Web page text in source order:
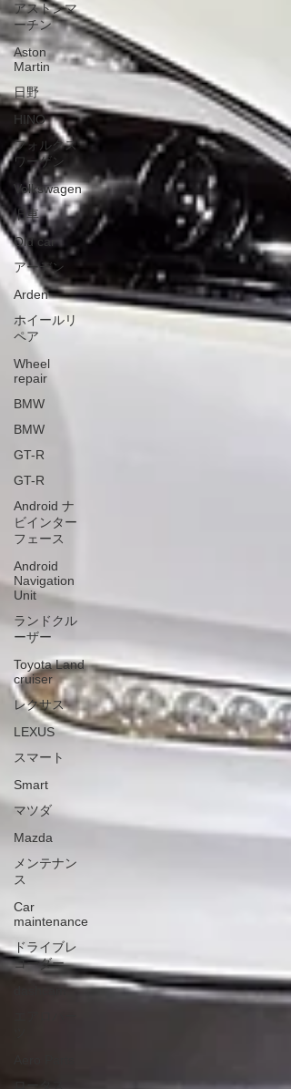
アストンマ
ーチン
Aston
Martin
日野
HINO
フォルクス
ワーゲン
Volkswagen
旧車
Old car
アーデン
Arden
ホイールリ
ペア
Wheel
repair
BMW
BMW
GT-R
GT-R
Android ナ
ビインター
フェース
Android
Navigation
Unit
ランドクル
ーザー
Toyota Land
cruiser
レクサス
LEXUS
スマート
Smart
マツダ
Mazda
メンテナン
ス
Car
maintenance
ドライブレ
コーダー
dashcam
ロータス